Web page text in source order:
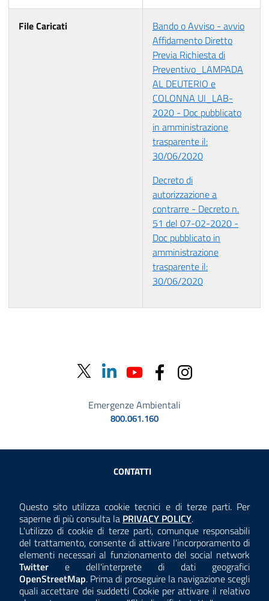
Questo sito utilizza cookie tecnici e di terze parti. Per
saperne di più consulta la Consulta la
PRIVACY POLICY.
L'utilizzo di cookie di terze parti, comunque responsabili
del trattamento, consente di attivare l'incorporamento di
elementi necessari al funzionamento del social network
Twitter e dell'interprete di dati geografici
OpenStreetMap. Prima di proseguire la navigazione scegli
quali accettare dei suddetti Cookie per attivare il relativo
File Caricati
Bando o Avviso - avvio
Affidamento Diretto
Previa Richiesta di
Preventivo_LAMPADA
AL DEUTERIO e
COLONNA UI_LAB-
2020 - Doc pubblicato
in amministrazione
trasparente il:
30/06/2020
Decreto di
autorizzazione a
contrarre - Decreto n.
51 del 07-02-2020 -
Doc pubblicato in
amministrazione
trasparente il:
30/06/2020
Emergenze Ambientali
800.061.160
Sezione Link Utili
CONTATTI
ANTICORRUZIONE
ACCESSIBILITÀ
COOKIE E PRIVACY
TEMI A-Z